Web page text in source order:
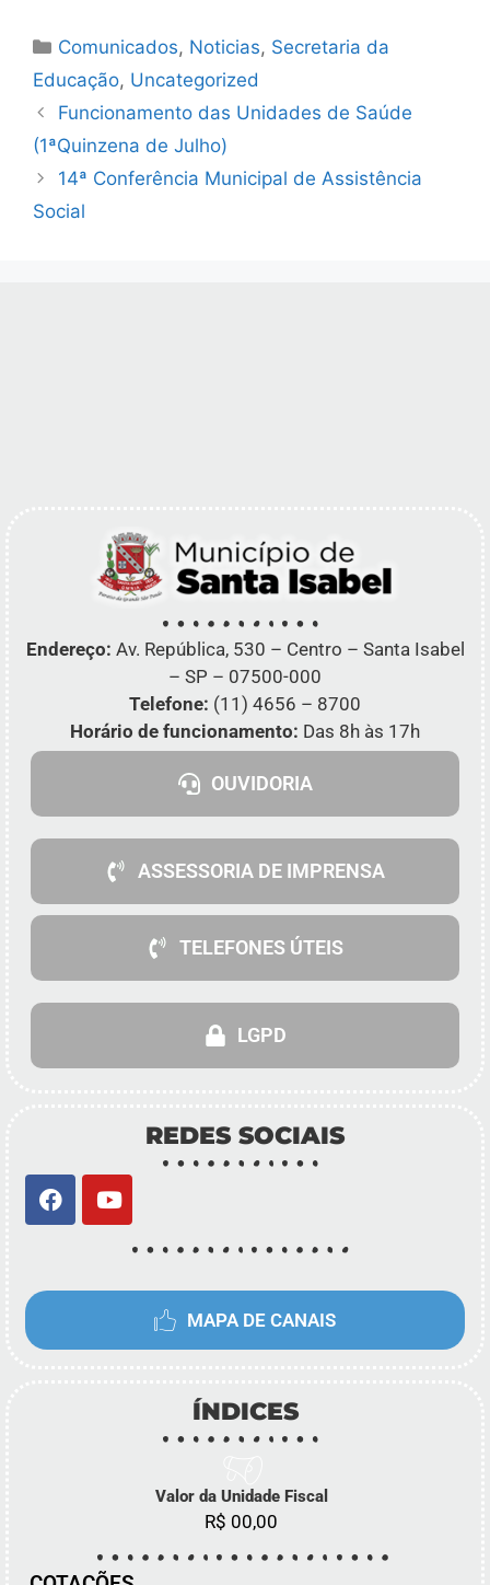
Comunicados, Noticias, Secretaria da
Educação, Uncategorized
Funcionamento das Unidades de Saúde
(1ªQuinzena de Julho)
14ª Conferência Municipal de Assistência
Social
Endereço: Av. República, 530 – Centro – Santa Isabel
– SP – 07500-000
Telefone: (11) 4656 – 8700
Horário de funcionamento: Das 8h às 17h
OUVIDORIA
ASSESSORIA DE IMPRENSA
TELEFONES ÚTEIS
LGPD
REDES SOCIAIS
MAPA DE CANAIS
ÍNDICES
Valor da Unidade Fiscal
R$ 00,00